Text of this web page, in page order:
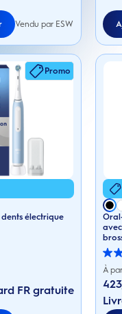
Vendu par ESW
Promo
électrique
FR gratuite
4.3
sur
64
avis
À